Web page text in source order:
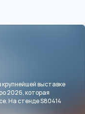
выставке
2026, которая
На стенде S80414